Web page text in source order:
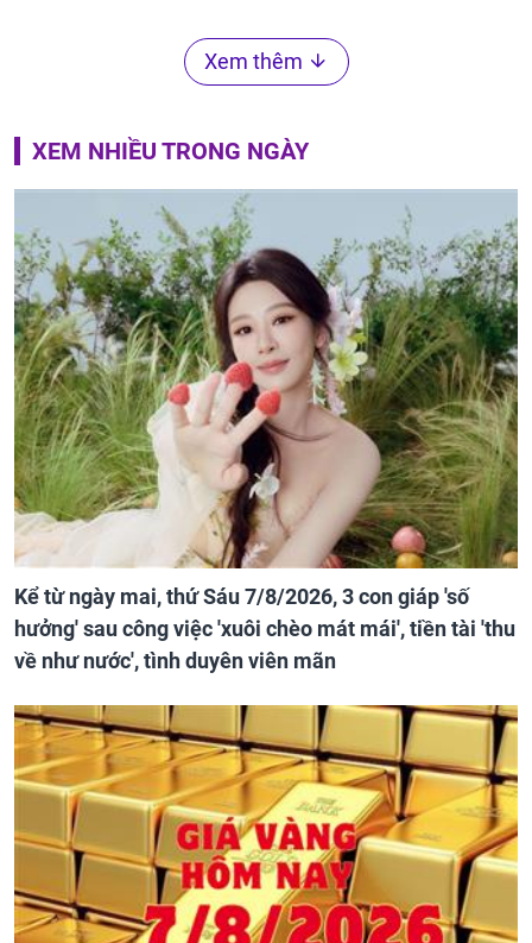
Xem thêm
XEM NHIỀU TRONG NGÀY
Kể từ ngày mai, thứ Sáu 7/8/2026, 3 con giáp 'số
hưởng' sau công việc 'xuôi chèo mát mái', tiền tài 'thu
về như nước', tình duyên viên mãn